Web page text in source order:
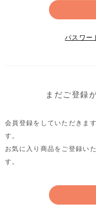
パスワー
まだご登録
会員登録をしていただきま
す。
お気に入り商品をご登録い
す。